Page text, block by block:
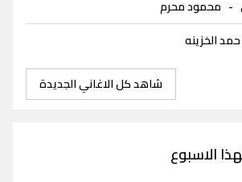
- محمود محرم
حمد الخزينه
شاهد كل الاغاني الجديدة
الاسبوع